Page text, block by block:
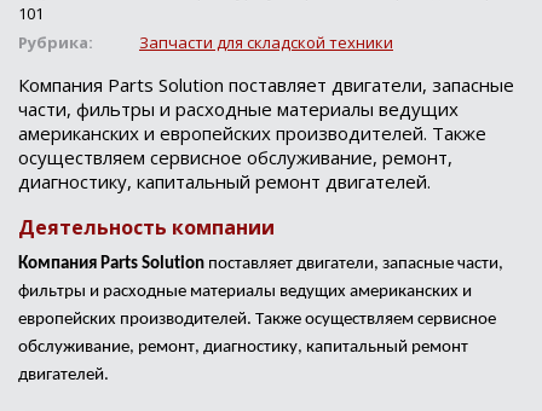
101
Рубрика:
Запчасти для складской техники
Компания Parts Solution поставляет двигатели, запасные
части, фильтры и расходные материалы ведущих
американских и европейских производителей. Также
осуществляем сервисное обслуживание, ремонт,
диагностику, капитальный ремонт двигателей.
Деятельность компании
Компания Parts Solution поставляет двигатели, запасные части,
фильтры и расходные материалы ведущих американских и
европейских производителей. Также осуществляем сервисное
обслуживание, ремонт, диагностику, капитальный ремонт
двигателей.